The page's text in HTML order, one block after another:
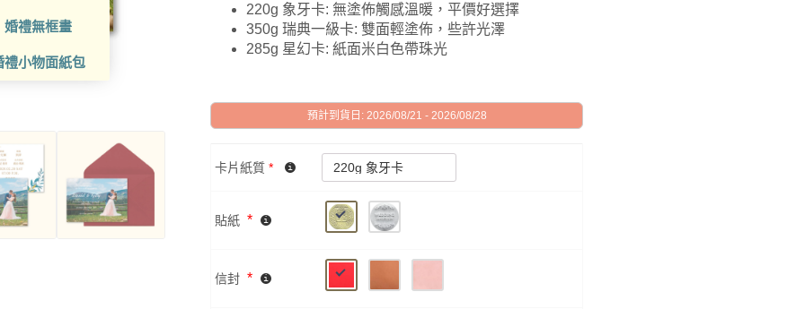
婚禮無框畫
禮小物面紙包
220g 象牙卡: 無塗佈觸感溫暖，平價好選擇
350g 瑞典一級卡: 雙面輕塗佈，些許光澤
285g 星幻卡: 紙面米白色帶珠光
預計到貨日: 2026/08/21 - 2026/08/28
卡片紙質 *
貼紙 *
信封 *